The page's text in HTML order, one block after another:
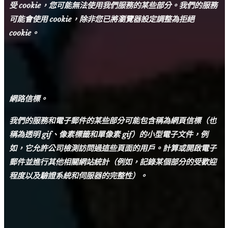
受 cookie，您可能無法使用我們服務的某些部分。 我們的服務
可能會使用 cookie，除非您已將瀏覽器設定調整為拒絕
cookie。
網路信標。
我們的服務和電子郵件的某些部分可能包含稱為網頁信標（也
稱為透明 gif、像素標籤和單像素 gif）的小型電子文件，例
如，它允許公司檢測訪問過這些頁面的用戶。 計算或開啟電子
郵件並進行其他相關網站統計（例如，記錄某個部分的受歡迎
程度以及驗證系統和伺服器的完整性）。